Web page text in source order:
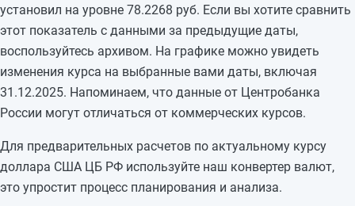
80,7221
19.12.2025
80,0302
-0,3506
18.12.2025
80,3808
+0,9505
установил на уровне 78.2268 руб. Если вы хотите сравнить
этот показатель с данными за предыдущие даты,
воспользуйтесь архивом. На графике можно увидеть
изменения курса на выбранные вами даты, включая
31.12.2025. Напоминаем, что данные от Центробанка
России могут отличаться от коммерческих курсов.
Для предварительных расчетов по актуальному курсу
доллара США ЦБ РФ используйте наш конвертер валют,
это упростит процесс планирования и анализа.